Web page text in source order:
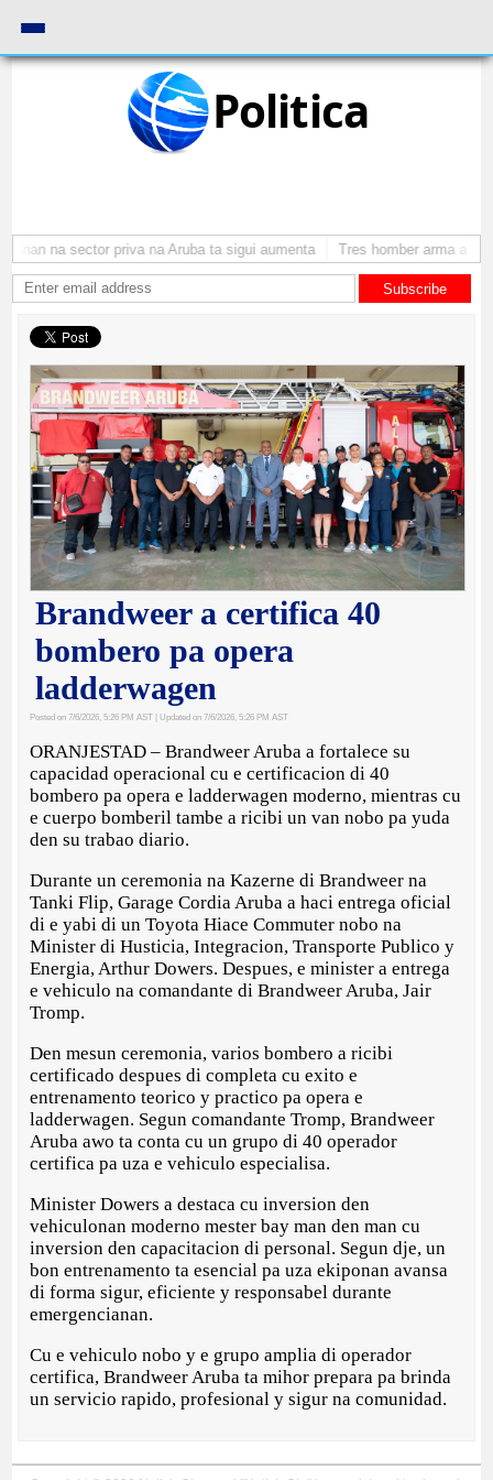
Politica
na sector priva na Aruba ta sigui aumenta Tres homber arma a
Subscribe
Brandweer a certifica 40
bombero pa opera
ladderwagen
Posted on 7/6/2026, 5:26 PM AST | Updated on 7/6/2026, 5:26 PM AST
ORANJESTAD – Brandweer Aruba a fortalece su
capacidad operacional cu e certificacion di 40
bombero pa opera e ladderwagen moderno, mientras cu
e cuerpo bomberil tambe a ricibi un van nobo pa yuda
den su trabao diario.
Durante un ceremonia na Kazerne di Brandweer na
Tanki Flip, Garage Cordia Aruba a haci entrega oficial
di e yabi di un Toyota Hiace Commuter nobo na
Minister di Husticia, Integracion, Transporte Publico y
Energia, Arthur Dowers. Despues, e minister a entrega
e vehiculo na comandante di Brandweer Aruba, Jair
Tromp.
Den mesun ceremonia, varios bombero a ricibi
certificado despues di completa cu exito e
entrenamento teorico y practico pa opera e
ladderwagen. Segun comandante Tromp, Brandweer
Aruba awo ta conta cu un grupo di 40 operador
certifica pa uza e vehiculo especialisa.
Minister Dowers a destaca cu inversion den
vehiculonan moderno mester bay man den man cu
inversion den capacitacion di personal. Segun dje, un
bon entrenamento ta esencial pa uza ekiponan avansa
di forma sigur, eficiente y responsabel durante
emergencianan.
Cu e vehiculo nobo y e grupo amplia di operador
certifica, Brandweer Aruba ta mihor prepara pa brinda
un servicio rapido, profesional y sigur na comunidad.